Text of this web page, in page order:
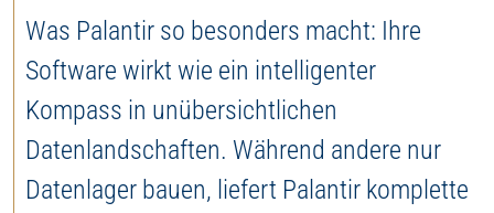
Was Palantir so besonders macht: Ihre
Software wirkt wie ein intelligenter
Kompass in unübersichtlichen
Datenlandschaften. Während andere nur
Datenlager bauen, liefert Palantir komplette